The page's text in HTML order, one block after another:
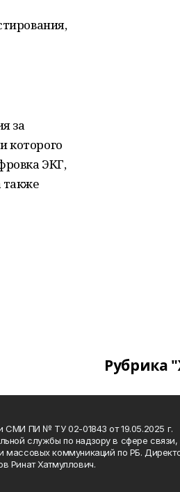
за
которого
ЭКГ,
также
Рубрика
СМИ ПИ № ТУ 02-01843 от 19.05.2025 г.
службы по надзору в сфере связи,
массовых коммуникаций по РБ.
Ринат Хатмуллович.